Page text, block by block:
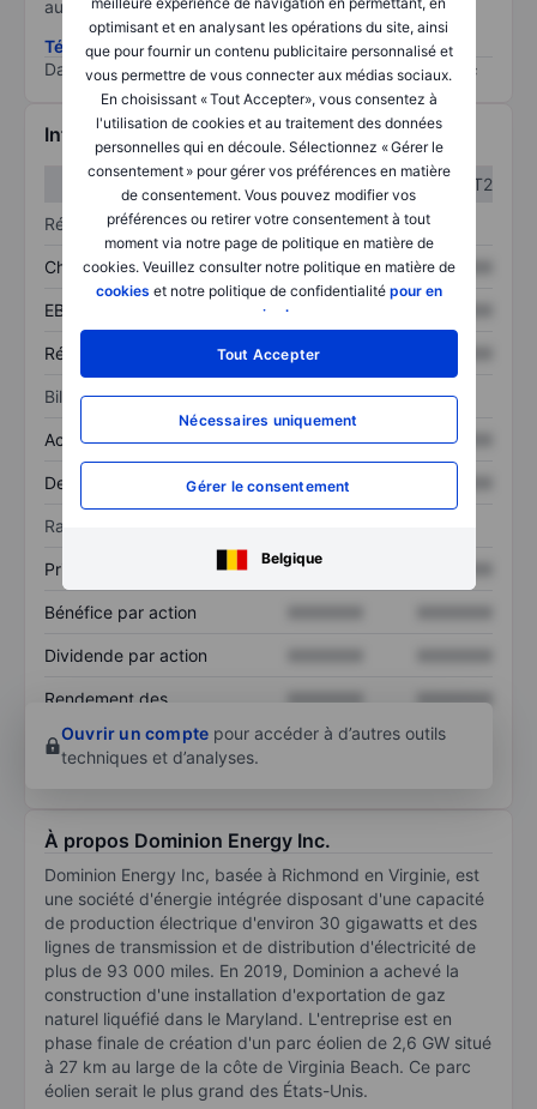
optimisant et en analysant les opérations du site, ainsi
que pour fournir un contenu publicitaire personnalisé et
vous permettre de vous connecter aux médias sociaux.
En choisissant « Tout Accepter», vous consentez à
l'utilisation de cookies et au traitement des données
personnelles qui en découle. Sélectionnez « Gérer le
consentement » pour gérer vos préférences en matière
de consentement. Vous pouvez modifier vos
préférences ou retirer votre consentement à tout
moment via notre page de politique en matière de
cookies. Veuillez consulter notre politique en matière de
cookies et notre politique de confidentialité pour en
savoir plus
Tout Accepter
Nécessaires uniquement
Gérer le consentement
Belgique
au risque le plus élevé).
Télécharger la méthodologie ESG (en anglais)
Data provided by
/
Informations financières
T2
Résultats
Chiffre d’affaires XXXXXXX XXXXXXX
EBITDA XXXXXXX
Résultat net XXXXXXX
Bilan
Actif total XXXXXXX XXXXXXX
Dette totale XXXXXXX
Ratios
Prix / ventes XXXXXXX
Bénéfice par action
Dividende par action
Rendement des
XXXXXXX
XXXXXXX
Ouvrir un compte pour accéder à d’autres outils
techniques et d’analyses.
À propos Dominion Energy Inc.
Dominion Energy Inc, basée à Richmond en Virginie, est
une société d'énergie intégrée disposant d'une capacité
de production électrique d'environ 30 gigawatts et des
lignes de transmission et de distribution d'électricité de
plus de 93 000 miles. En 2019, Dominion a achevé la
construction d'une installation d'exportation de gaz
naturel liquéfié dans le Maryland. L'entreprise est en
phase finale de création d'un parc éolien de 2,6 GW situé
à 27 km au large de la côte de Virginia Beach. Ce parc
éolien serait le plus grand des États-Unis.